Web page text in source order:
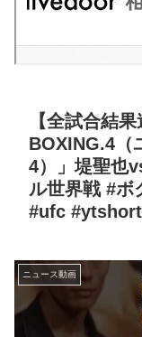
【全試合結
BOXING.4（
4）」堤聖也
ル世界戦 #ボ
#ufc
ニュース動画